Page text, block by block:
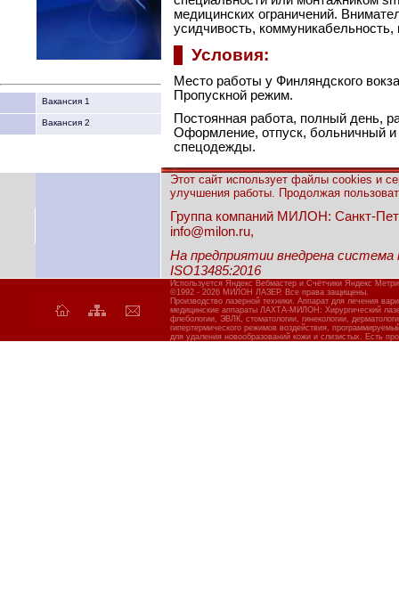
Вакансия 1
Вакансия 2
медицинских ограничений.
усидчивость, коммуникабельность,
Условия:
Место работы у Финляндского
Пропускной режим.
Постоянная работа, полный день,
Оформление, отпуск, больничный
спецодежды.
Этот сайт использует файлы cookies и
улучшения работы. Продолжая
Группа компаний МИЛОН: Санкт-
info@milon.ru,
На предприятии внедрена
ISO13485:2016
Используется Яндекс Вебмастер и Счётчики Яндекс
©1992 - 2026 МИЛОН ЛАЗЕР. Все права защищены.
Производство лазерной техники. Аппарат для лечения
медицинские аппараты ЛАХТА-МИЛОН: Хирургический
флебологии, ЭВЛК, стоматологии, гинекологии,
гипертермического режимов воздействия,
для удаления новообразований кожи и слизистых. Есть